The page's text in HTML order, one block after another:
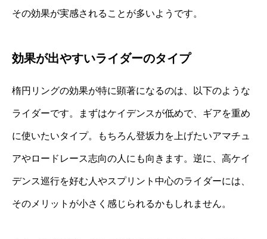
その効果が実感されることが多いようです。
効果が出やすいライダーのタイプ
楕円リングの効果が特に顕著になるのは、以下のような
ライダーです。まずはケイデンスが低めで、ギアを重め
に使いたいタイプ。もちろん登坂力を上げたいアマチュ
アやロードレース志向の人にも向きます。逆に、高ケイ
デンス巡行を好む人やスプリント中心のライダーには、
そのメリットが小さく感じられるかもしれません。